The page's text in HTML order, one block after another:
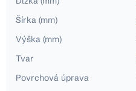
Šírka (mm)
Výška (mm)
Tvar
Povrchová úprava